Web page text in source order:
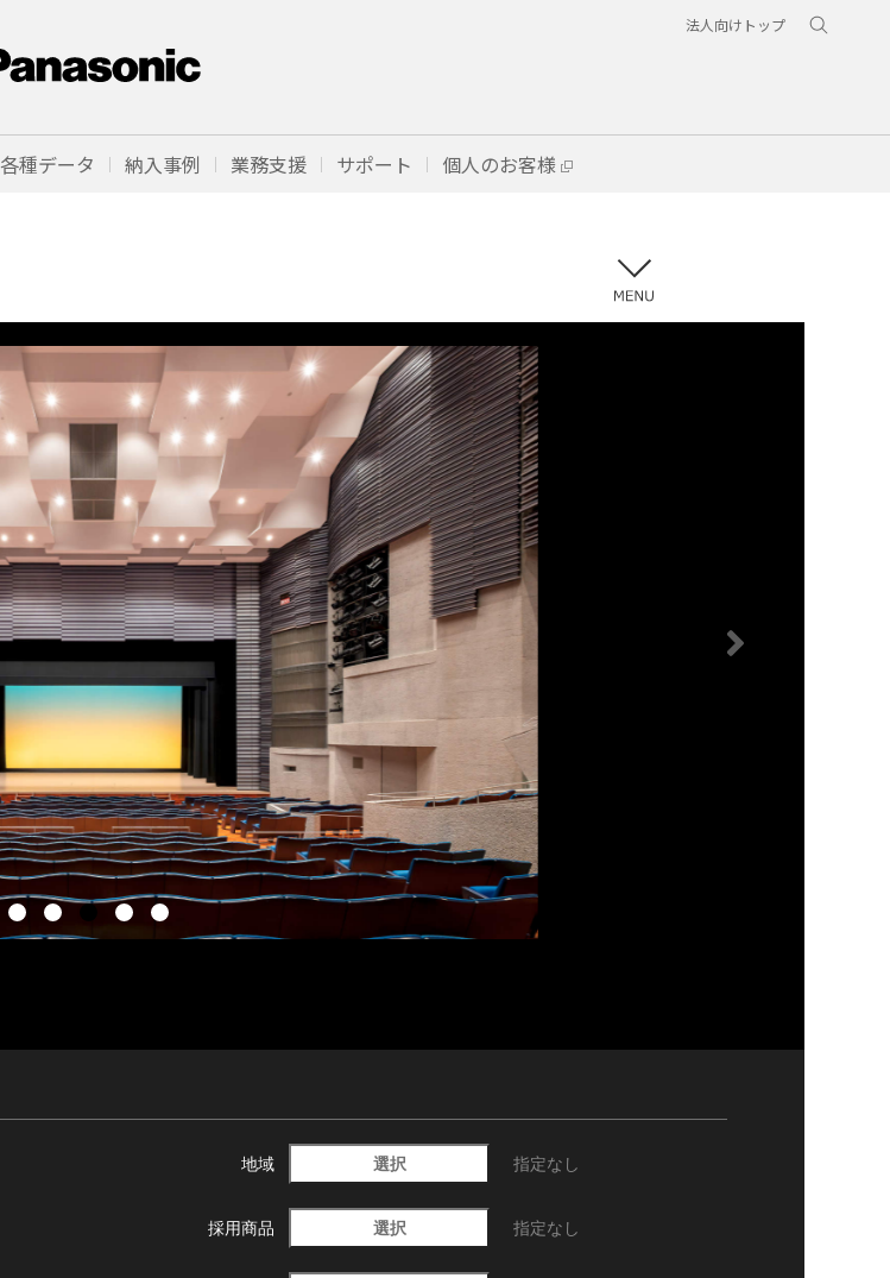
法人向けトップ
各種データ 納入事例 業務支援 サポート 個人のお客様
地域 選択 指定なし
採用商品 選択 指定なし